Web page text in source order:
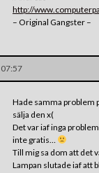
http://
– Original Gangster –
Hade samma problem
sälja den x(
Det var iaf inga
inte gratis…
Till mig sa dom att det
Lampan slutade iaf att